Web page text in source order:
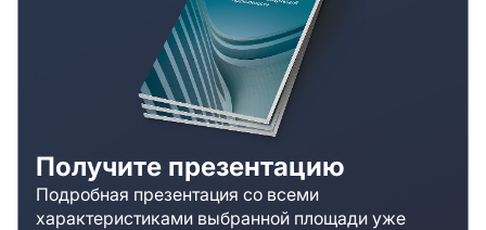
Contact our professional team to get comprehensive
guidance in selecting suitable premises. Our managers
will explain leasing terms, answer queries, and consult
Получите презентацию
Подробная презентация со всеми
характеристиками выбранной площади уже